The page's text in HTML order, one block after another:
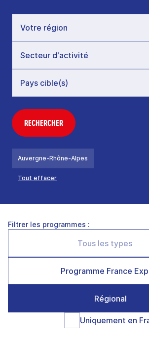
RECHERCHER
Auvergne-Rhône-Alpes
Tout effacer
Filtrer les programmes :
Programme France
Régional
Uniquement en